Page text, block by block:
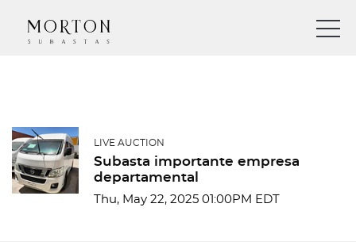
LIVE AUCTION
Subasta importante empresa
departamental
Thu, May 22, 2025 01:00PM EDT